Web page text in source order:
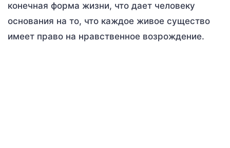
конечная форма жизни, что дает человеку
основания на то, что каждое живое существо
имеет право на нравственное возрождение.